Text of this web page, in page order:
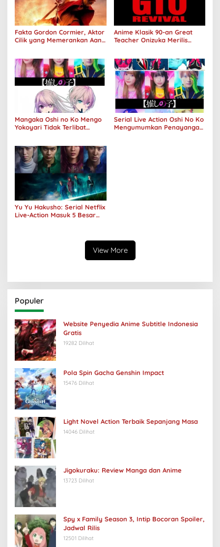
Fakta Gordon Cormier, Aktor
Cilik yang Memerankan Aang
Anime Klasik 90-an Great
Teacher Onizuka Merilis
Mangaka Oshi no Ko Mengo
Yokoyari Tidak Terlibat
Serial Live Action Oshi No Ko
Mengumumkan Penayangan
Yu Yu Hakusho: Serial Netflix
Live-Action Masuk 5 Besar
View More
Populer
Website Penyedia Anime Subtitle Indonesia
Gratis
19282 Dilihat
Pola Spin Gacha Genshin Impact
15476 Dilihat
Light Novel Action Terbaik Sepanjang Masa
14046 Dilihat
Jigokuraku: Review Manga dan Anime
13723 Dilihat
Spy x Family Season 3, Intip Bocoran Spoiler,
Jadwal Rilis
12501 Dilihat